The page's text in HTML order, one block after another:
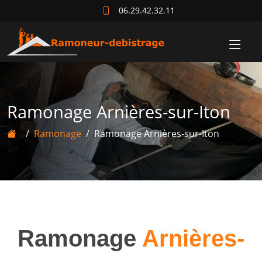
06.29.42.32.11
Ramonage Arnières-sur-Iton
Ramonage Ramonage Arnières-sur-Iton
Ramonage Arnières-